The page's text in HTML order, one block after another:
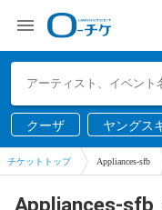
クーザ
ヤングス
ー
チケットトップ Appliances-sfb
Appliances-sfb